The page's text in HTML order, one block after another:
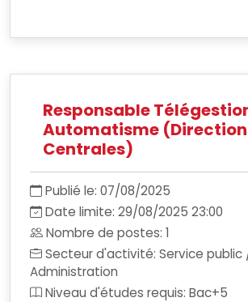
Responsable
Automatisme
Centrales)
Publié le: 07/08/2025
Date limite: 29/08/2025 23:00
Nombre de postes: 1
Secteur d'activité: Service public
Administration
Niveau d'études requis: Bac+5